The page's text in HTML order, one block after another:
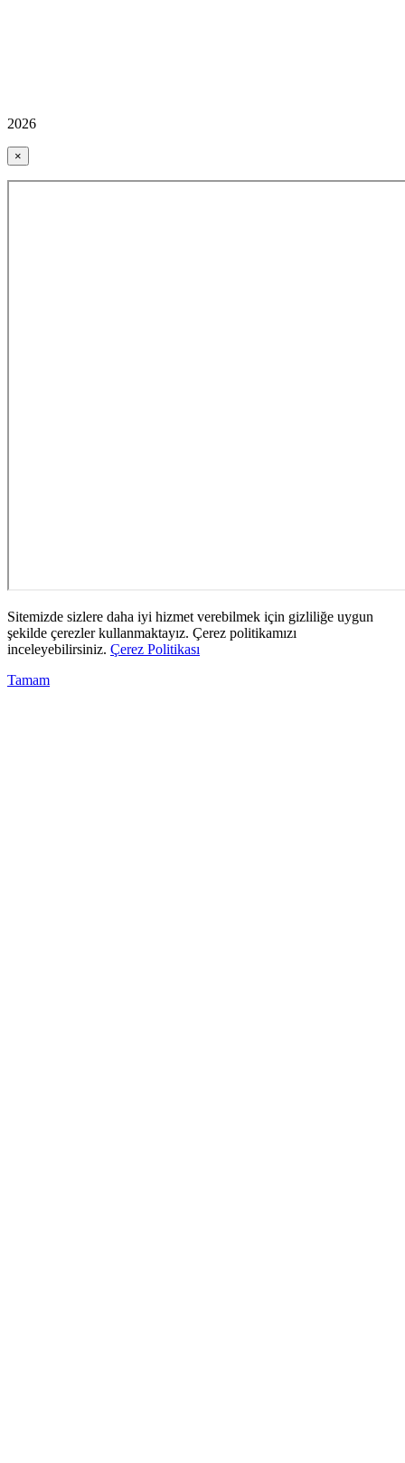
2026
×
Sitemizde sizlere daha iyi hizmet verebilmek için gizliliğe uygun
şekilde çerezler kullanmaktayız. Çerez politikamızı
inceleyebilirsiniz. Çerez Politikası
Tamam